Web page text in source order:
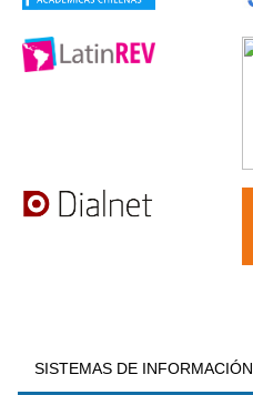
SISTEMAS DE INFORMACIÓN